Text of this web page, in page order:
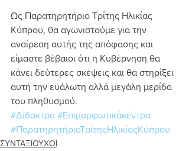
Ως Παρατηρητήριο Τρίτης Ηλικίας
Κύπρου, θα αγωνιστούμε για την
αναίρεση αυτής της απόφασης και
είμαστε βέβαιοι ότι η Κυβέρνηση θα
κάνει δεύτερες σκέψεις και θα στηρίξει
αυτή την ευάλωτη αλλά μεγάλη μερίδα
του πληθυσμού.
#Δίδακτρα #Επιμορφωτικάκέντρα
#ΠαρατηρητήριοΤρίτηςΗλικίαςΚύπρου
ΣΥΝΤΑΞΙΟΥΧΟΙ